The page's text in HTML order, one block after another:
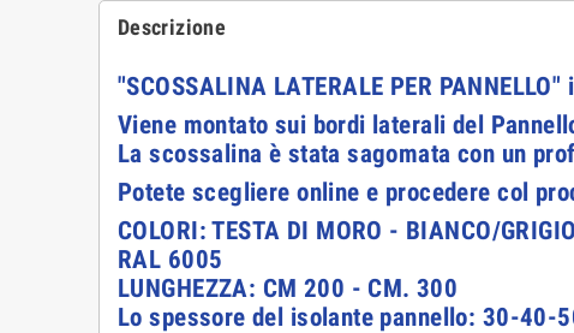
Descrizione
"SCOSSALINA LATERALE PER
Viene montato sui bordi laterali del
La scossalina è stata sagomata con un
Potete scegliere online e procedere col
COLORI: TESTA DI MORO - BIANCO/
RAL 6005
LUNGHEZZA: CM 200 - CM. 300
Lo spessore del isolante pannello: 30-